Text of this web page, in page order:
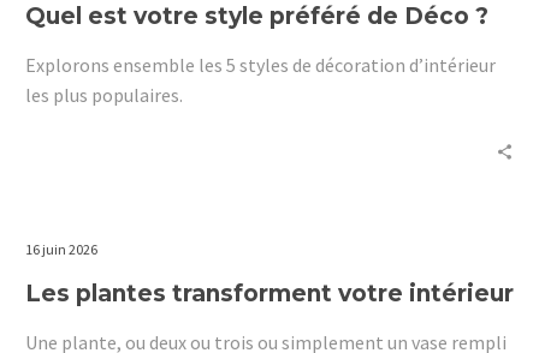
Quel est votre style préféré de Déco ?
Explorons ensemble les 5 styles de décoration d’intérieur
les plus populaires.
16 juin 2026
Les plantes transforment votre intérieur
Une plante, ou deux ou trois ou simplement un vase rempli